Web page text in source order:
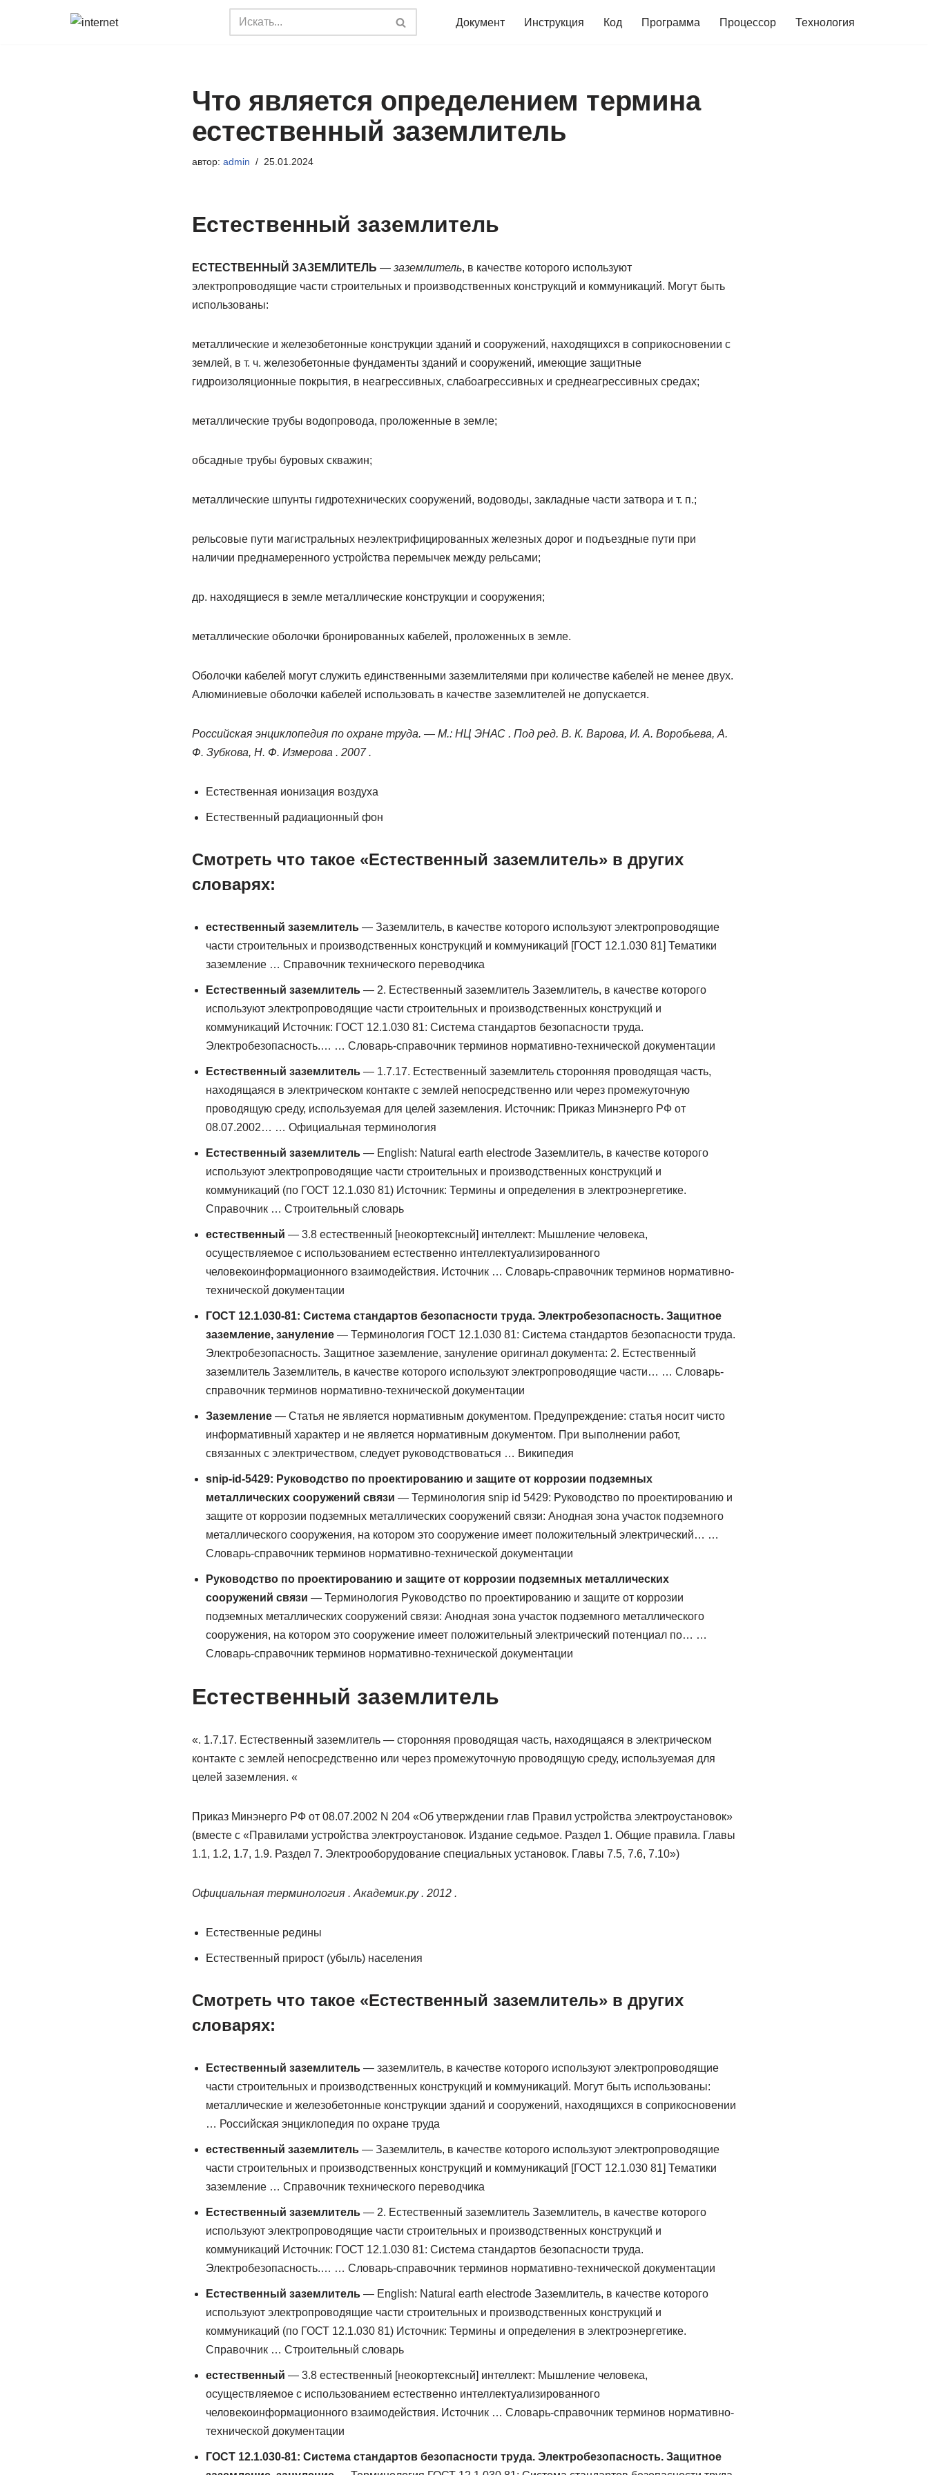
Документ Инструкция Код Программа Процессор Технология
Что является определением термина
естественный заземлитель
автор: admin 25.01.2024
Естественный заземлитель
ЕСТЕСТВЕННЫЙ ЗАЗЕМЛИТЕЛЬ — заземлитель, в качестве которого используют
электропроводящие части строительных и производственных конструкций и коммуникаций. Могут быть
использованы:
металлические и железобетонные конструкции зданий и сооружений, находящихся в соприкосновении с
землей, в т. ч. железобетонные фундаменты зданий и сооружений, имеющие защитные
гидроизоляционные покрытия, в неагрессивных, слабоагрессивных и среднеагрессивных средах;
металлические трубы водопровода, проложенные в земле;
обсадные трубы буровых скважин;
металлические шпунты гидротехнических сооружений, водоводы, закладные части затвора и т. п.;
рельсовые пути магистральных неэлектрифицированных железных дорог и подъездные пути при
наличии преднамеренного устройства перемычек между рельсами;
др. находящиеся в земле металлические конструкции и сооружения;
металлические оболочки бронированных кабелей, проложенных в земле.
Оболочки кабелей могут служить единственными заземлителями при количестве кабелей не менее двух.
Алюминиевые оболочки кабелей использовать в качестве заземлителей не допускается.
Российская энциклопедия по охране труда. — М.: НЦ ЭНАС . Под ред. В. К. Варова, И. А. Воробьева, А.
Ф. Зубкова, Н. Ф. Измерова . 2007 .
Естественная ионизация воздуха
Естественный радиационный фон
Смотреть что такое «Естественный заземлитель» в других
словарях:
естественный заземлитель— Заземлитель, в качестве которого используют электропроводящие
части строительных и производственных конструкций и коммуникаций [ГОСТ 12.1.030 81] Тематики
заземление … Справочник технического переводчика
Естественный заземлитель— 2. Естественный заземлитель Заземлитель, в качестве которого
используют электропроводящие части строительных и производственных конструкций и
коммуникаций Источник: ГОСТ 12.1.030 81: Система стандартов безопасности труда.
Электробезопасность.… … Словарь-справочник терминов нормативно-технической документации
Естественный заземлитель— 1.7.17. Естественный заземлитель сторонняя проводящая часть,
находящаяся в электрическом контакте с землей непосредственно или через промежуточную
проводящую среду, используемая для целей заземления. Источник: Приказ Минэнерго РФ от
08.07.2002… … Официальная терминология
Естественный заземлитель— English: Natural earth electrode Заземлитель, в качестве которого
используют электропроводящие части строительных и производственных конструкций и
коммуникаций (по ГОСТ 12.1.030 81) Источник: Термины и определения в электроэнергетике.
Справочник … Строительный словарь
естественный — 3.8 естественный [неокортексный] интеллект: Мышление человека,
осуществляемое с использованием естественно интеллектуализированного
человекоинформационного взаимодействия. Источник … Словарь-справочник терминов нормативно-
технической документации
ГОСТ 12.1.030-81: Система стандартов безопасности труда. Электробезопасность. Защитное
заземление, зануление— Терминология ГОСТ 12.1.030 81: Система стандартов безопасности труда.
Электробезопасность. Защитное заземление, зануление оригинал документа: 2. Естественный
заземлитель Заземлитель, в качестве которого используют электропроводящие части… … Словарь-
справочник терминов нормативно-технической документации
Заземление— Статья не является нормативным документом. Предупреждение: статья носит чисто
информативный характер и не является нормативным документом. При выполнении работ,
связанных с электричеством, следует руководствоваться … Википедия
snip-id-5429: Руководство по проектированию и защите от коррозии подземных
металлических сооружений связи — Терминология snip id 5429: Руководство по проектированию и
защите от коррозии подземных металлических сооружений связи: Анодная зона участок подземного
металлического сооружения, на котором это сооружение имеет положительный электрический… …
Словарь-справочник терминов нормативно-технической документации
Руководство по проектированию и защите от коррозии подземных металлических
сооружений связи — Терминология Руководство по проектированию и защите от коррозии
подземных металлических сооружений связи: Анодная зона участок подземного металлического
сооружения, на котором это сооружение имеет положительный электрический потенциал по… …
Словарь-справочник терминов нормативно-технической документации
Естественный заземлитель
«. 1.7.17. Естественный заземлитель — сторонняя проводящая часть, находящаяся в электрическом
контакте с землей непосредственно или через промежуточную проводящую среду, используемая для
целей заземления. «
Приказ Минэнерго РФ от 08.07.2002 N 204 «Об утверждении глав Правил устройства электроустановок»
(вместе с «Правилами устройства электроустановок. Издание седьмое. Раздел 1. Общие правила. Главы
1.1, 1.2, 1.7, 1.9. Раздел 7. Электрооборудование специальных установок. Главы 7.5, 7.6, 7.10»)
Официальная терминология . Академик.ру . 2012 .
Естественные редины
Естественный прирост (убыль) населения
Смотреть что такое «Естественный заземлитель» в других
словарях:
Естественный заземлитель— заземлитель, в качестве которого используют электропроводящие
части строительных и производственных конструкций и коммуникаций. Могут быть использованы:
металлические и железобетонные конструкции зданий и сооружений, находящихся в соприкосновении
… Российская энциклопедия по охране труда
естественный заземлитель— Заземлитель, в качестве которого используют электропроводящие
части строительных и производственных конструкций и коммуникаций [ГОСТ 12.1.030 81] Тематики
заземление … Справочник технического переводчика
Естественный заземлитель— 2. Естественный заземлитель Заземлитель, в качестве которого
используют электропроводящие части строительных и производственных конструкций и
коммуникаций Источник: ГОСТ 12.1.030 81: Система стандартов безопасности труда.
Электробезопасность.… … Словарь-справочник терминов нормативно-технической документации
Естественный заземлитель— English: Natural earth electrode Заземлитель, в качестве которого
используют электропроводящие части строительных и производственных конструкций и
коммуникаций (по ГОСТ 12.1.030 81) Источник: Термины и определения в электроэнергетике.
Справочник … Строительный словарь
естественный — 3.8 естественный [неокортексный] интеллект: Мышление человека,
осуществляемое с использованием естественно интеллектуализированного
человекоинформационного взаимодействия. Источник … Словарь-справочник терминов нормативно-
технической документации
ГОСТ 12.1.030-81: Система стандартов безопасности труда. Электробезопасность. Защитное